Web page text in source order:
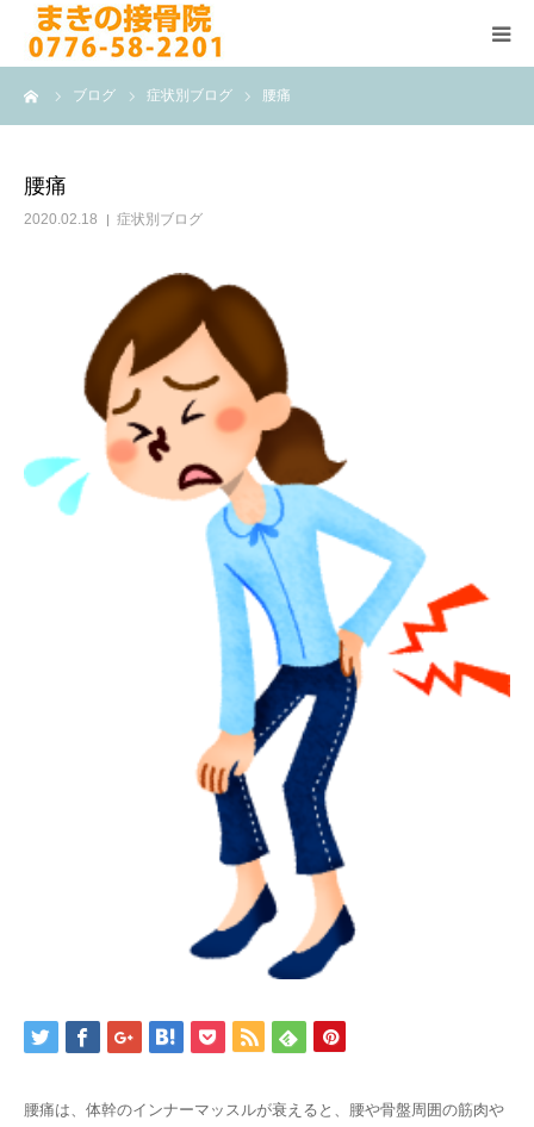
ブログ 症状別ブログ 腰痛
腰痛
2020.02.18 症状別ブログ
腰痛は、体幹のインナーマッスルが衰えると、腰や骨盤周囲の筋肉や
HOME
医院案内
院長紹介
ブログ